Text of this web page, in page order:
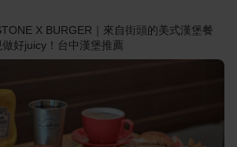
X BURGER｜來自街頭的美式漢堡餐
好juicy！台中漢堡推薦